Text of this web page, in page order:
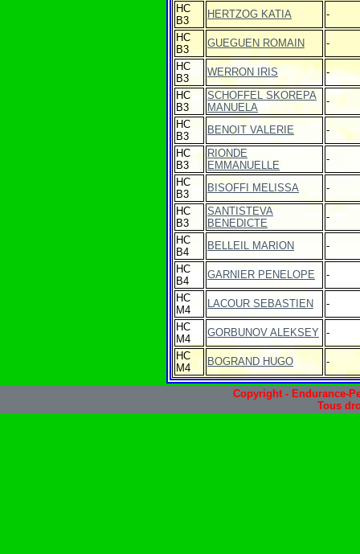
HC
B3
HERTZOG KATIA
-
HC
B3
GUEGUEN ROMAIN
-
HC
B3
WERRON IRIS
-
HC
B3
SCHOFFEL SKOREPA
MANUELA
-
HC
B3
BENOIT VALERIE
-
HC
B3
RIONDE
EMMANUELLE
-
HC
B3
BISOFFI MELISSA
-
HC
B3
SANTISTEVA
BENEDICTE
-
HC
B4
BELLEIL MARION
-
HC
B4
GARNIER PENELOPE
-
HC
M4
LACOUR SEBASTIEN
-
HC
M4
GORBUNOV ALEKSEY
-
HC
M4
BOGRAND HUGO -
Copyright - Endurance-
Tous